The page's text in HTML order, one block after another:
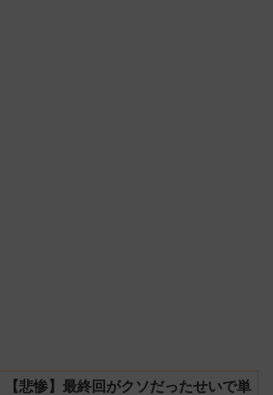
【悲惨】最終回がクソだったせいで単